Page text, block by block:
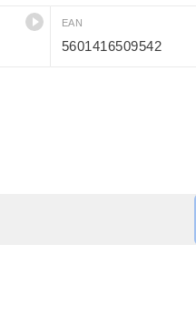
EAN
5601416509542